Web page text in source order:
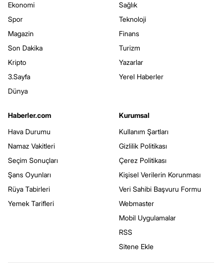
Ekonomi
Spor
Magazin
Son Dakika
Kripto
3.Sayfa
Dünya
Sağlık
Teknoloji
Finans
Turizm
Yazarlar
Yerel Haberler
Haberler.com
Hava Durumu
Namaz Vakitleri
Seçim Sonuçları
Şans Oyunları
Rüya Tabirleri
Yemek Tarifleri
Kurumsal
Kullanım Şartları
Gizlilik Politikası
Çerez Politikası
Kişisel Verilerin Korunması
Veri Sahibi Başvuru Formu
Webmaster
Mobil Uygulamalar
RSS
Sitene Ekle